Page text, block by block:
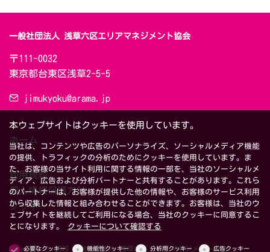
一般社団法人 浅草六区エリアマネジメント協会
〒111-0032
東京都台東区浅草2-5-5
jimukyoku@arama.jp
ホーム
利用規約
個人情報保護方針
クッキー
Copyright © 2026 一般社団法人 浅草六区エリアマネジメント協会
本ウェブサイトはクッキーを使用しています。
当社は、コンテンツや広告のパーソナライズ、ソーシャルメディア機能
の提供、トラフィックの分析のためにクッキーを使用しています。ま
た、お客様の当サイト利用に関する情報の一部を、当社のソーシャルメ
ディア、広告および分析パートナーと共有することがあります。これら
のパートナーは、お客様が提供した他の情報や、お客様のサービス利用
から収集した情報と組み合わせることができます。お客様は、当社のウ
ェブサイトを継続してご利用になる場合、当社のクッキーに同意するこ
とになります。 クッキーについて確認する
必要なクッキー 機能性クッキー 分析用クッキー 広告クッキー